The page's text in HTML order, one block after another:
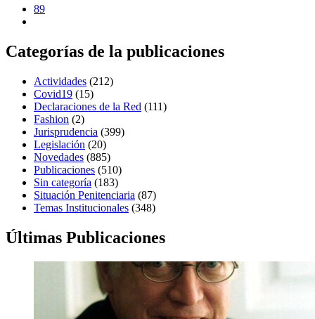
89
Categorías de la publicaciones
Actividades (212)
Covid19 (15)
Declaraciones de la Red (111)
Fashion (2)
Jurisprudencia (399)
Legislación (20)
Novedades (885)
Publicaciones (510)
Sin categoría (183)
Situación Penitenciaria (87)
Temas Institucionales (348)
Últimas Publicaciones